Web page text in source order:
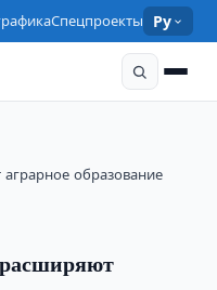
Спецпроекты Ру
образование